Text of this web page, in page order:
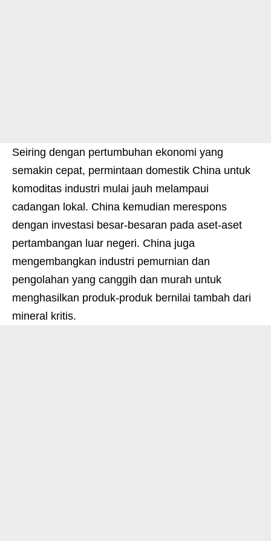
Seiring dengan pertumbuhan ekonomi yang
semakin cepat, permintaan domestik China untuk
komoditas industri mulai jauh melampaui
cadangan lokal. China kemudian merespons
dengan investasi besar-besaran pada aset-aset
pertambangan luar negeri. China juga
mengembangkan industri pemurnian dan
pengolahan yang canggih dan murah untuk
menghasilkan produk-produk bernilai tambah dari
mineral kritis.